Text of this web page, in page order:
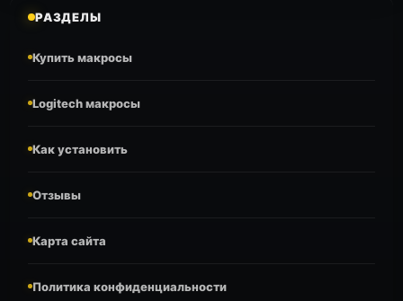
РАЗДЕЛЫ
Купить макросы
Logitech макросы
Как установить
Отзывы
Карта сайта
Политика конфиденциальности